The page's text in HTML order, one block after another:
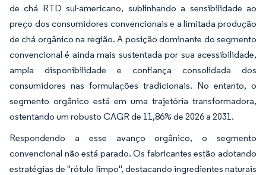
de chá RTD sul-americano, sublinhando a sensibilidade ao
preço dos consumidores convencionais e a limitada produção
de chá orgânico na região. A posição dominante do segmento
convencional é ainda mais sustentada por sua acessibilidade,
ampla disponibilidade e confiança consolidada dos
consumidores nas formulações tradicionais. No entanto, o
segmento orgânico está em uma trajetória transformadora,
ostentando um robusto CAGR de 11,86% de 2026 a 2031.
Respondendo a esse avanço orgânico, o segmento
convencional não está parado. Os fabricantes estão adotando
estratégias de "rótulo limpo", destacando ingredientes naturais